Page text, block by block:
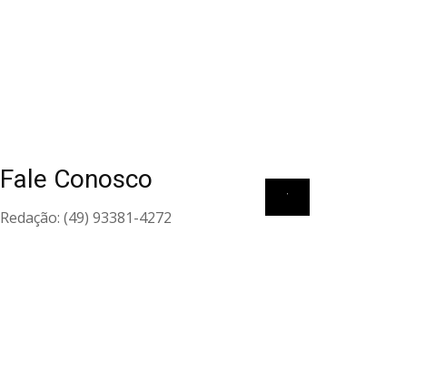
Fale Conosco
Redação: (49) 93381-4272